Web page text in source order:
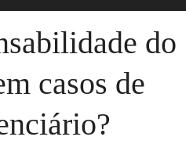
do
casos de